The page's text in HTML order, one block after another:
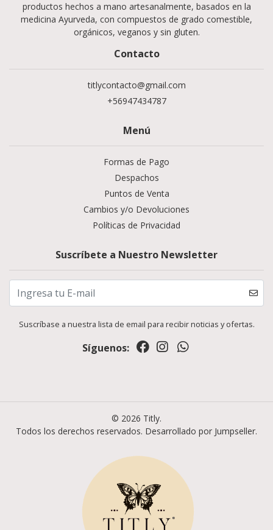
productos hechos a mano artesanalmente, basados en la
medicina Ayurveda, con compuestos de grado comestible,
orgánicos, veganos y sin gluten.
Contacto
titlycontacto@gmail.com
+56947434787
Menú
Formas de Pago
Despachos
Puntos de Venta
Cambios y/o Devoluciones
Políticas de Privacidad
Suscríbete a Nuestro Newsletter
Suscríbase a nuestra lista de email para recibir noticias y ofertas.
Síguenos:
© 2026 Titly.
Todos los derechos reservados. Desarrollado por Jumpseller.